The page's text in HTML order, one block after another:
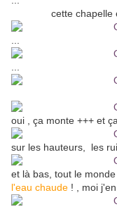
cette chapelle
oui , ça monte +++ et
sur les hauteurs, les
et là bas, tout le
l'eau chaude ! , moi